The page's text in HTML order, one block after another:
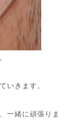
いきます。
一緒に頑張りま